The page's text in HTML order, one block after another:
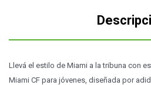
Llevá el estilo de Miami a la tribuna con
Miami CF para jóvenes, diseñada por